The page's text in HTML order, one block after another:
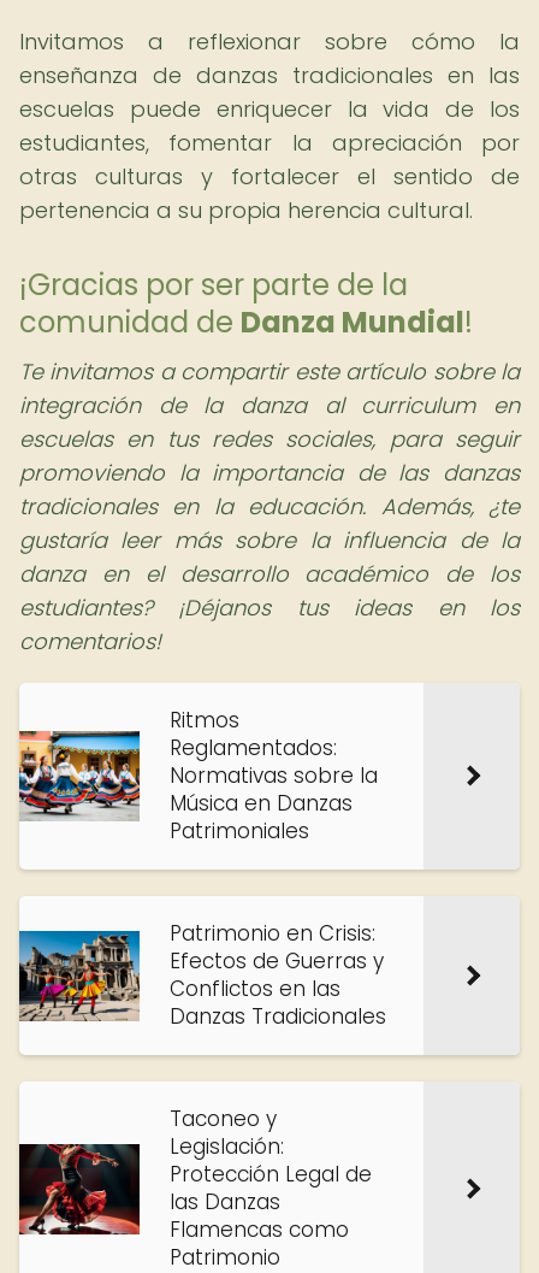
Invitamos a reflexionar sobre cómo la
enseñanza de danzas tradicionales en las
escuelas puede enriquecer la vida de los
estudiantes, fomentar la apreciación por
otras culturas y fortalecer el sentido de
pertenencia a su propia herencia cultural.
¡Gracias por ser parte de la
comunidad de Danza Mundial!
Te invitamos a compartir este artículo sobre la
integración de la danza al curriculum en
escuelas en tus redes sociales, para seguir
promoviendo la importancia de las danzas
tradicionales en la educación. Además, ¿te
gustaría leer más sobre la influencia de la
danza en el desarrollo académico de los
estudiantes? ¡Déjanos tus ideas en los
comentarios!
Ritmos
Reglamentados:
Normativas sobre la
Música en Danzas
Patrimoniales
Patrimonio en Crisis:
Efectos de Guerras y
Conflictos en las
Danzas Tradicionales
Taconeo y
Legislación:
Protección Legal de
las Danzas
Flamencas como
Patrimonio